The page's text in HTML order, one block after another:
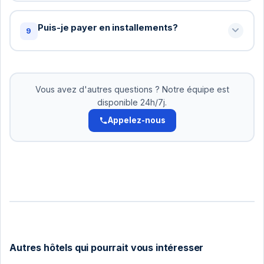
possible pour accommoder.
Oui! Pour les groupes de 10+ personnes, nous
offrons des tarifs spéciaux. Contactez-nous pour
9 Puis-je payer en installements?
nous acceptons le paiement en 2-3 versements.
Pas d'intérêts. Organisez cela avec notre équipe.
Vous avez d'autres questions ? Notre équipe est
disponible 24h/7j.
Appelez-nous
Autres hôtels qui pourrait vous intéresser